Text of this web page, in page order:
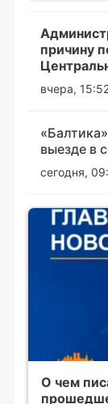
причину
вчера,
выезде в
сегодня,
О чем